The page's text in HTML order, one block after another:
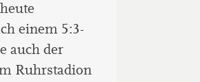
einem 5:3-
auch der
Ruhrstadion